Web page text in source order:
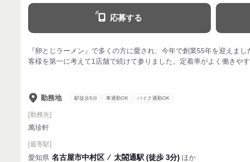
応募する
『卵とじラーメン』で多くの方に愛され、今年で創業55年を迎えま
客様を第一に考えて1店舗で続けて参りました。定着率がよく働きや
勤務地 駅徒歩5分 車通勤OK バイク通勤OK
[勤務先]
萬珍軒
[最寄駅]
愛知県 名古屋市中村区 ⁄ 太閤通駅 (徒歩 3分) ほか